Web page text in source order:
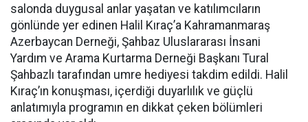
salonda duygusal anlar yaşatan ve katılımcıların
gönlünde yer edinen Halil Kıraç’a Kahramanmaraş
Azerbaycan Derneği, Şahbaz Uluslararası İnsani
Yardım ve Arama Kurtarma Derneği Başkanı Tural
Şahbazlı tarafından umre hediyesi takdim edildi. Halil
Kıraç’ın konuşması, içerdiği duyarlılık ve güçlü
anlatımıyla programın en dikkat çeken bölümleri